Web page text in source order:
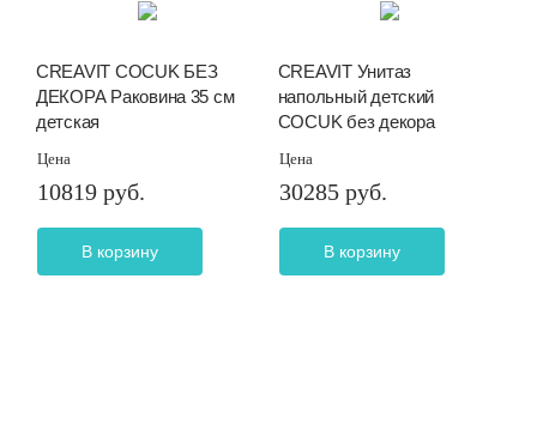
CREAVIT COCUK БЕЗ
ДЕКОРА Раковина 35 см
детская
Цена
10819 руб.
В корзину
CREAVIT Унитаз
напольный детский
COCUK без декора
Цена
30285 руб.
В корзину